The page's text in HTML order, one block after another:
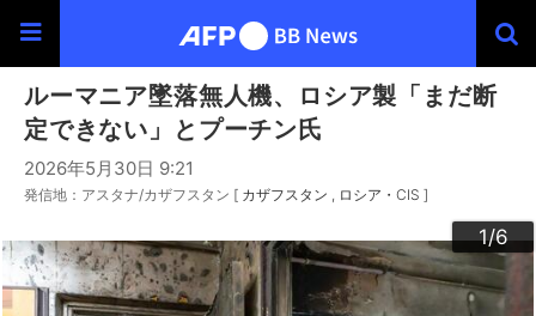
ルーマニア墜落無人機、ロシア製「まだ断
定できない」とプーチン氏
2026年5月30日 9:21
発信地：アスタナ/カザフスタン [ カザフスタン ロシア・CIS ]
1/6
2/6
3/6
4/6
5/6
6/6